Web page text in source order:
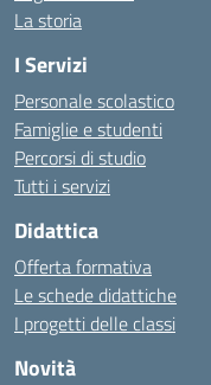
La storia
I Servizi
Personale scolastico
Famiglie e studenti
Percorsi di studio
Tutti i servizi
Didattica
Offerta formativa
Le schede didattiche
I progetti delle classi
Novità